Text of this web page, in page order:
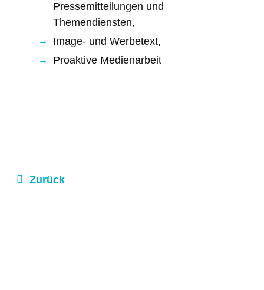
Pressemitteilungen und
Themendiensten,
Image- und Werbetext,
Proaktive Medienarbeit
Zurück